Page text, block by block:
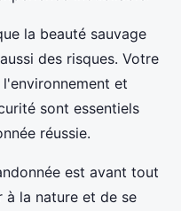
la beauté sauvage
des risques. Votre
et
sont essentiels
réussie.
est avant tout
à la nature et de se